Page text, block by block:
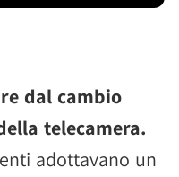
dal cambio
telecamera.
adottavano un